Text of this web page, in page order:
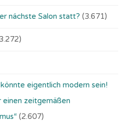
nächste Salon statt? (3.671)
eigentlich modern sein!
einen zeitgemäßen
(2.607)